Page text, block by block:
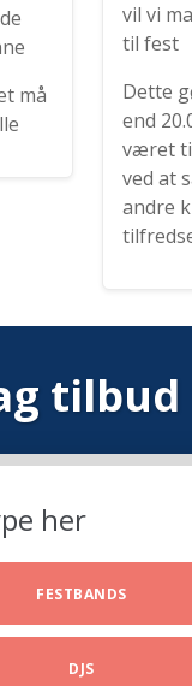
må
vil vi
til fest
Dette
end
været
ved at
andre
tilbud
her
FESTBANDS
DJS